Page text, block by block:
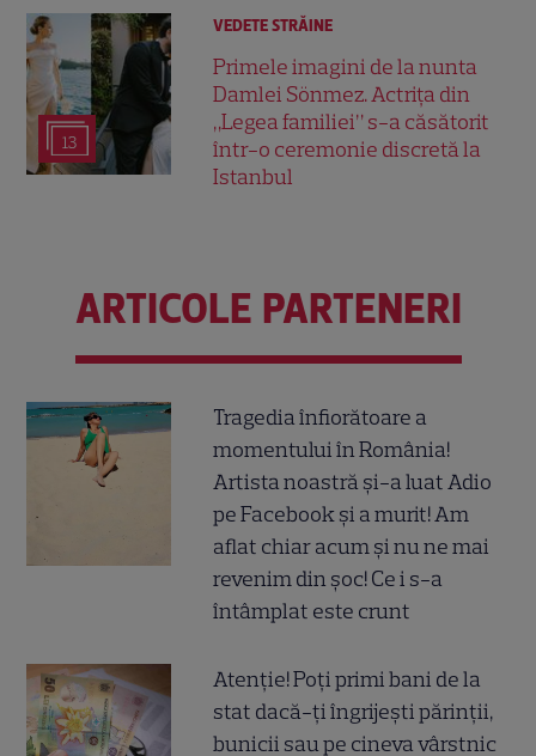
13
VEDETE STRĂINE
Primele imagini de la nunta
Damlei Sönmez. Actrița din
„Legea familiei” s-a căsătorit
într-o ceremonie discretă la
Istanbul
ARTICOLE PARTENERI
Tragedia înfiorătoare a
momentului în România!
Artista noastră și-a luat Adio
pe Facebook și a murit! Am
aflat chiar acum și nu ne mai
revenim din șoc! Ce i s-a
întâmplat este crunt
Atenție! Poți primi bani de la
stat dacă-ți îngrijești părinții,
bunicii sau pe cineva vârstnic